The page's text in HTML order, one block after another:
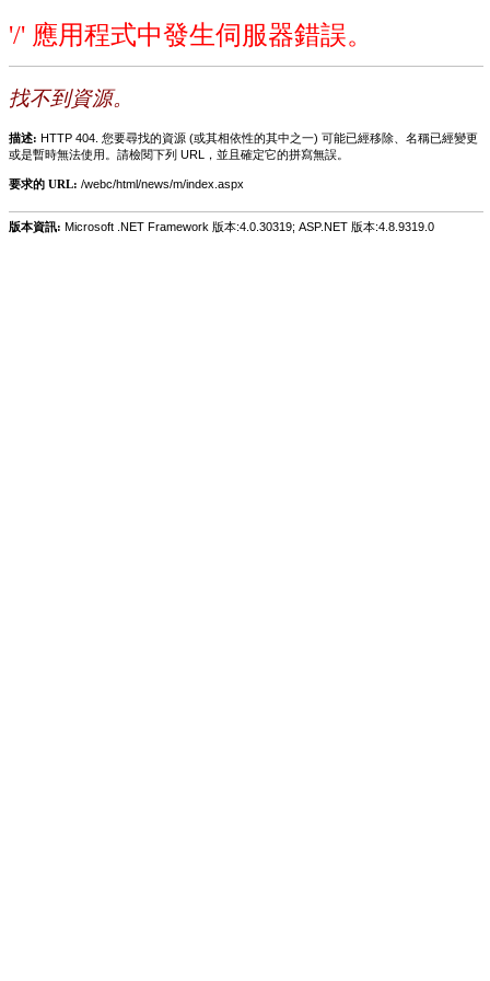
'/' 應用程式中發生伺服器錯誤。
找不到資源。
描述: HTTP 404. 您要尋找的資源 (或其相依性的其中之一) 可能已經移除、名稱已經變更
或是暫時無法使用。請檢閱下列 URL，並且確定它的拼寫無誤。
要求的 URL: /webc/html/news/m/index.aspx
版本資訊: Microsoft .NET Framework 版本:4.0.30319; ASP.NET 版本:4.8.9319.0